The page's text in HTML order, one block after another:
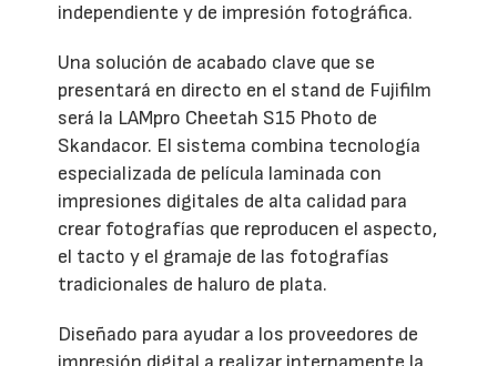
independiente y de impresión fotográfica.
Una solución de acabado clave que se
presentará en directo en el stand de Fujifilm
será la LAMpro Cheetah S15 Photo de
Skandacor. El sistema combina tecnología
especializada de película laminada con
impresiones digitales de alta calidad para
crear fotografías que reproducen el aspecto,
el tacto y el gramaje de las fotografías
tradicionales de haluro de plata.
Diseñado para ayudar a los proveedores de